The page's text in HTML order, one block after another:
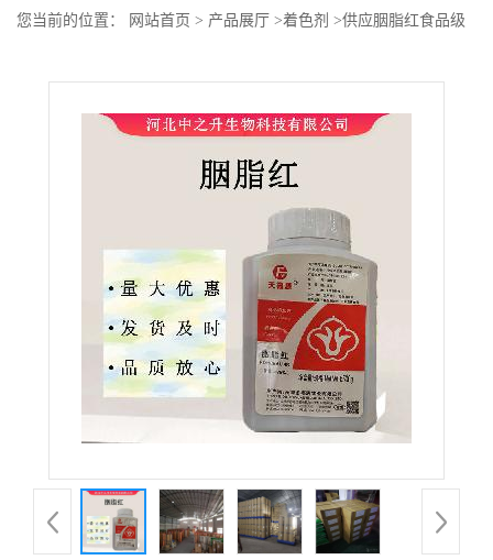
您当前的位置： 网站首页 > 产品展厅 >着色剂 >供应胭脂红食品级